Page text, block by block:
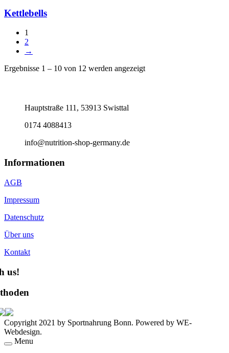
Kettlebells
1
2
→
Ergebnisse 1 – 10 von 12 werden angezeigt
Hauptstraße 111, 53913 Swisttal
0174 4088413
info@nutrition-shop-germany.de
Informationen
AGB
Impressum
Datenschutz
Über uns
Kontakt
us!
Copyright 2021 by Sportnahrung Bonn. Powered by WE-
Webdesign.
Menu